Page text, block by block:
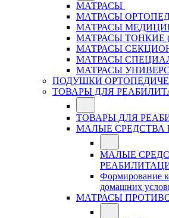
МАТРАСЫ
МАТРАСЫ
МАТРАСЫ
МАТРАСЫ ТОНКИЕ
МАТРАСЫ
МАТРАСЫ
МАТРАСЫ
ПОДУШКИ
ТОВАРЫ ДЛЯ
ТОВАРЫ ДЛЯ
МАЛЫЕ СРЕДСТВА
МАЛЫЕ
Формирование
домашних
МАТРАСЫ